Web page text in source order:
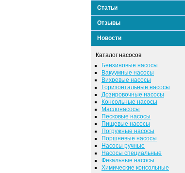
Статьи
Отзывы
Новости
Каталог насосов
Бензиновые насосы
Вакуумные насосы
Вихревые насосы
Горизонтальные насосы
Дозировочные насосы
Консольные насосы
Маслонасосы
Песковые насосы
Пищевые насосы
Погружные насосы
Поршневые насосы
Насосы ручные
Насосы специальные
Фекальные насосы
Химические консольные